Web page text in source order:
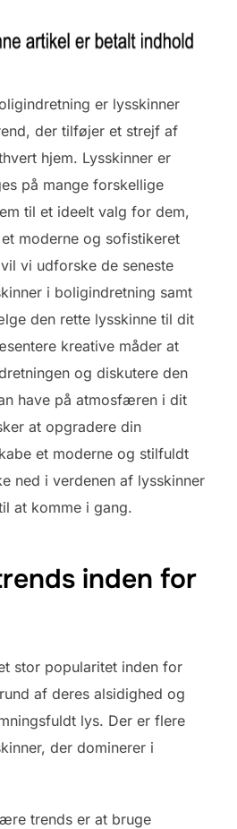
er lysskinner
der tilføjer et strejf af
hjem. Lysskinner er
på mange forskellige
til et ideelt valg for dem,
moderne og sofistikeret
vi udforske de seneste
i boligindretning samt
den rette lysskinne til dit
kreative måder at
og diskutere den
have på atmosfæren i dit
at opgradere din
et moderne og stilfuldt
ned i verdenen af lysskinner
at komme i gang.
inden for
stor popularitet inden for
af deres alsidighed og
lys. Der er flere
der dominerer i
trends er at bruge